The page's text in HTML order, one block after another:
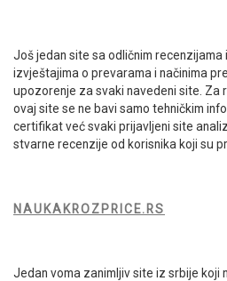
Još jedan site sa odličnim
izvještajima o prevarama i načinima
upozorenje za svaki navedeni site. Za
ovaj site se ne bavi samo tehničkim
certifikat već svaki prijavljeni site
stvarne recenzije od korisnika koji su
NAUKAKROZPRICE.RS
Jedan voma zanimljiv site iz srbije koji